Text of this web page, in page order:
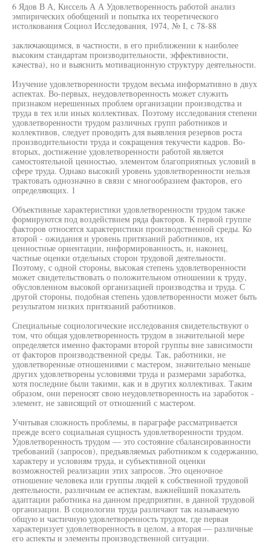
6 Ядов В А, Киссель А А Удовлетворенность работой анализ
эмпирических обобщений и попытка их теоретического
истолкования Социол Исследования, 1974, № I, с 78-88
заключающимся, в частности, в его приближении к наиболее
высоким стандартам производительности, эффективности,
качества), но и выяснить мотивационную структуру деятельности.
Изучение удовлетворенности трудом весьма информативно в двух
аспектах. Во-первых, неудовлетворенность может служить
признаком нерешенных проблем организации производства и
труда в тех или иных коллективах. Поэтому исследования степени
удовлетворенности трудом различных групп работников и
коллективов, следует проводить для выявления резервов роста
производительности труда и сокращения текучести кадров. Во-
вторых, достижение удовлетворенности работой является
самостоятельной ценностью, элементом благоприятных условий в
сфере труда. Однако высокий уровень удовлетворенности нельзя
трактовать однозначно в связи с многообразием факторов, его
определяющих. 1
Объективные характеристики удовлетворенности трудом также
формируются под воздействием ряда факторов. К первой группе
факторов относятся характеристики производственной среды. Ко
второй - ожидания и уровень притязаний работников, их
ценностные ориентации, информированность, и, наконец,
частные оценки отдельных сторон трудовой деятельности.
Поэтому, с одной стороны, высокая степень удовлетворенности
может свидетельствовать о положительном отношении к труду,
обусловленном высокой организацией производства и труда. С
другой стороны, подобная степень удовлетворенности может быть
результатом низких притязаний работников.
Специальные социологические исследования свидетельствуют о
том, что общая удовлетворенность трудом в значительной мере
определяется именно факторами второй группы вне зависимости
от факторов производственной среды. Так, работники, не
удовлетворенные отношениями с мастером, значительно меньше
других удовлетворены условиями труда и размерами заработка,
хотя последние были такими, как и в других коллективах. Таким
образом, они переносят свою неудовлетворенность на заработок -
элемент, не зависящий от отношений с мастером.
Учитывая сложность проблемы, в параграфе рассматривается
прежде всего социальная сущность удовлетворенности трудом.
Удовлетворенность трудом — это состояние сбалансированности
требований (запросов), предъявляемых работником к содержанию,
характеру и условиям труда, и субъективной оценки
возможностей реализации этих запросов. Это оценочное
отношение человека или группы людей к собственной трудовой
деятельности, различным ее аспектам, важнейший показатель
адаптации работника на данном предприятии, в данной трудовой
организации. В социологии труда различают так называемую
общую и частичную удовлетворенность трудом, где первая
характеризует удовлетворенность в целом, а вторая — различные
его аспекты и элементы производственной ситуации.